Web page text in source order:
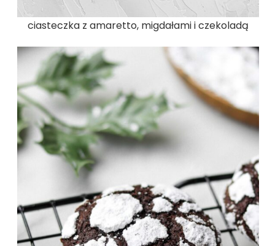
ciasteczka z amaretto, migdałami i czekoladą